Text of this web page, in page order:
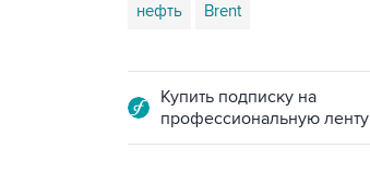
нефть Brent
Купить подписку на
профессиональную ленту